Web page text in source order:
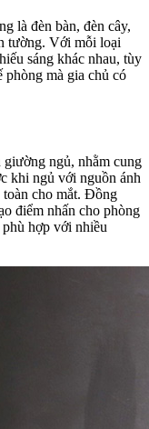
là đèn bàn, đèn cây,
tường. Với mỗi loại
sáng khác nhau, tùy
phòng mà gia chủ có
ngủ, nhằm cung
khi ngủ với nguồn ánh
toàn cho mắt. Đồng
điểm nhấn cho phòng
hợp với nhiều